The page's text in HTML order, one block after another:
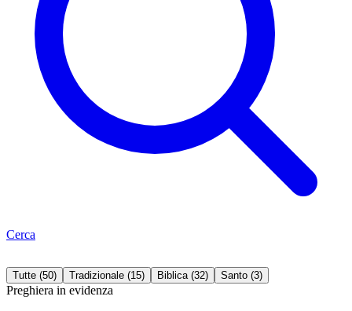
Cerca
Tutte (50) Tradizionale (15) Biblica(32) Santo (3)
Preghiera in evidenza